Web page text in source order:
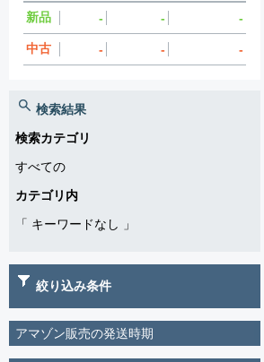
新品
- - -
中古 - - -
検索結果
検索カテゴリ
すべての
カテゴリ内
「 キーワードなし 」
絞り込み条件
アマゾン販売の発送時期